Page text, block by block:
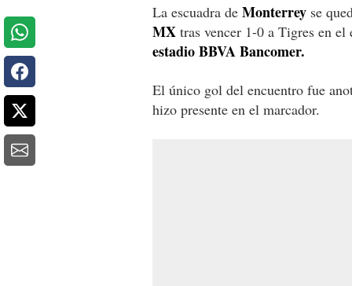
La escuadra de Monterrey se
MX tras vencer 1-0 a Tigres en
estadio BBVA Bancomer.
El único gol del encuentro fue
hizo presente en el marcador.